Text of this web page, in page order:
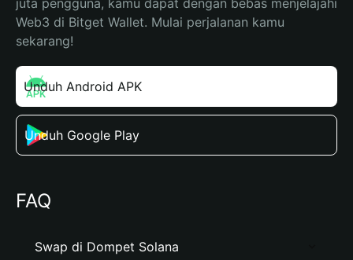
juta pengguna, kamu dapat dengan bebas menjelajahi
Web3 di Bitget Wallet. Mulai perjalanan kamu
sekarang!
Unduh Android APK
Unduh Google Play
FAQ
Swap di Dompet Solana